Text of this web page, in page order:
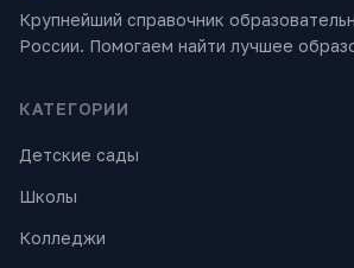
Крупнейший справочник
России. Помогаем найти лучшее
КАТЕГОРИИ
Детские сады
Школы
Колледжи